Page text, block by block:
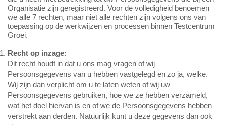
Organisatie zijn geregistreerd. Voor de volledigheid benoemen
we alle 7 rechten, maar niet alle rechten zijn volgens ons van
toepassing op de werkwijzen en processen binnen Testcentrum
Groei.
Recht op inzage:
Dit recht houdt in dat u ons mag vragen of wij
Persoonsgegevens van u hebben vastgelegd en zo ja, welke.
Wij zijn dan verplicht om u te laten weten of wij uw
Persoonsgegevens gebruiken, hoe we ze hebben verzameld,
wat het doel hiervan is en of we de Persoonsgegevens hebben
verstrekt aan derden. Natuurlijk kunt u deze gegevens dan ook